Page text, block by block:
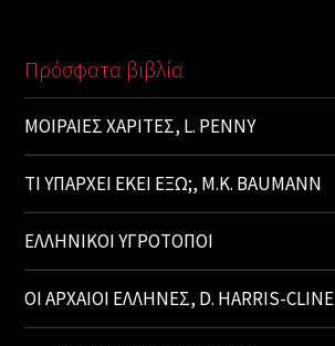
Πρόσφατα βιβλία
ΜΟΙΡΑΙΕΣ ΧΑΡΙΤΕΣ, L. PENNY
ΤΙ ΥΠΑΡΧΕΙ ΕΚΕΙ ΕΞΩ;, M.K. BAUMANN
ΕΛΛΗΝΙΚΟΙ ΥΓΡΟΤΟΠΟΙ
ΟΙ ΑΡΧΑΙΟΙ ΕΛΛΗΝΕΣ, D. HARRIS-CLINE